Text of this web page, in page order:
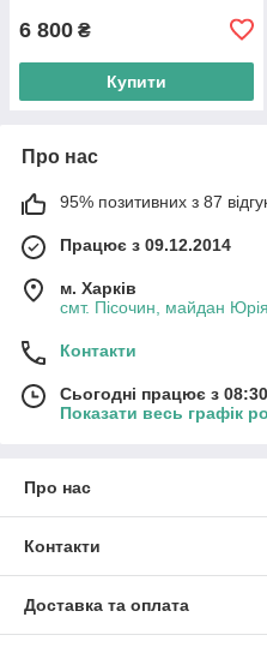
6 800 ₴
Купити
Про нас
95% позитивних з 87
Працює з 09.12.2014
м. Харків
смт. Пісочин, майдан
Контакти
Сьогодні працює з
Показати весь графік
Про нас
Контакти
Доставка та оплата